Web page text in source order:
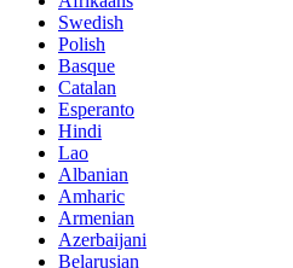
Swedish
Polish
Basque
Catalan
Esperanto
Hindi
Lao
Albanian
Amharic
Armenian
Azerbaijani
Belarusian